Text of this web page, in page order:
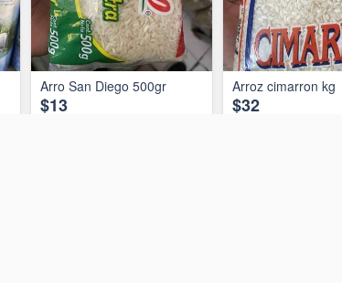
Arro San Diego 500gr
$13
Arroz cimarron kg
$32